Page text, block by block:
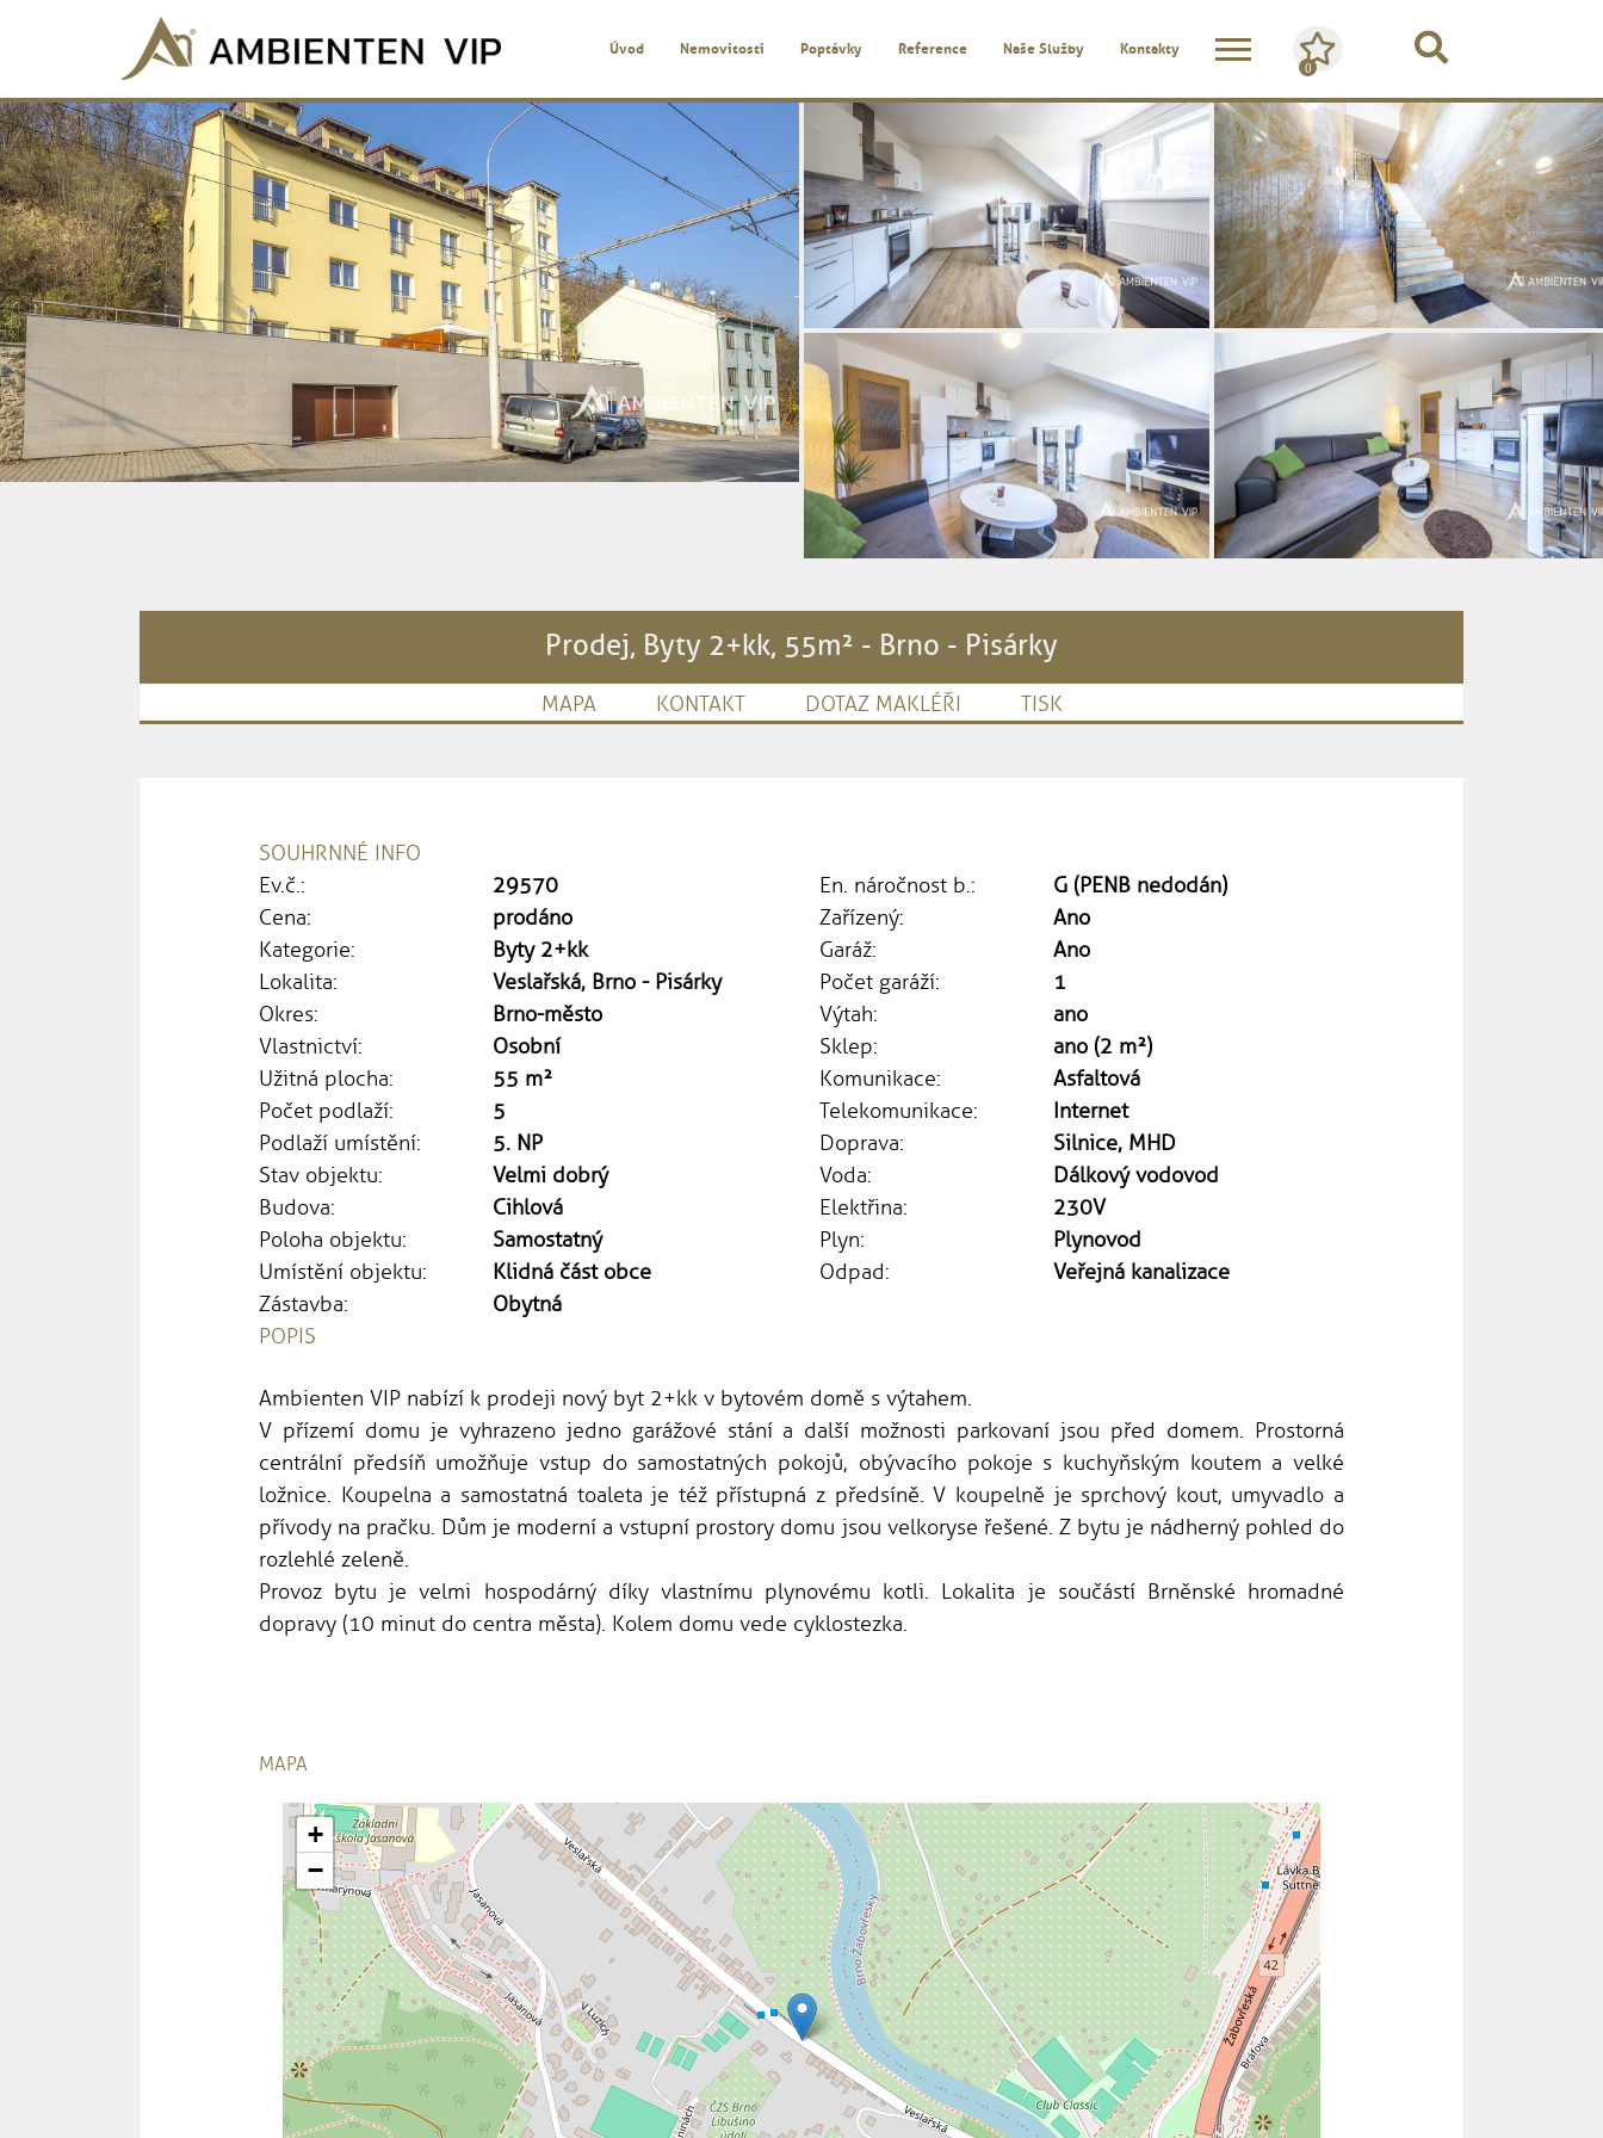
Úvod Nemovitosti Poptávky Reference Naše Služby Kontakty
0
Prodej, Byty 2+kk, 55m² - Brno - Pisárky
MAPA KONTAKT DOTAZ MAKLÉŘI TISK
SOUHRNNÉ INFO
Ev.č.:
29570
Cena:
prodáno
Kategorie:
Byty 2+kk
Lokalita:
Veslařská, Brno - Pisárky
Okres:
Brno-město
Vlastnictví:
Osobní
Užitná plocha:
55 m²
Počet podlaží:
5
Podlaží umístění:
5. NP
Stav objektu:
Velmi dobrý
Budova:
Cihlová
Poloha objektu:
Samostatný
Umístění objektu:
Klidná část obce
Zástavba:
Obytná
En. náročnost b.:
G (PENB nedodán)
Zařízený:
Ano
Garáž:
Ano
Počet garáží:
1
Výtah:
ano
Sklep:
ano (2 m²)
Komunikace:
Asfaltová
Telekomunikace:
Internet
Doprava:
Silnice, MHD
Voda:
Dálkový vodovod
Elektřina:
230V
Plyn:
Plynovod
Odpad:
Veřejná kanalizace
POPIS
Ambienten VIP nabízí k prodeji nový byt 2+kk v bytovém domě s výtahem.
V přízemí domu je vyhrazeno jedno garážové stání a další možnosti parkovaní jsou před domem. Prostorná
centrální předsíň umožňuje vstup do samostatných pokojů, obývacího pokoje s kuchyňským koutem a velké
ložnice. Koupelna a samostatná toaleta je též přístupná z předsíně. V koupelně je sprchový kout, umyvadlo a
přívody na pračku. Dům je moderní a vstupní prostory domu jsou velkoryse řešené. Z bytu je nádherný pohled do
rozlehlé zeleně.
Provoz bytu je velmi hospodárný díky vlastnímu plynovému kotli. Lokalita je součástí Brněnské hromadné
dopravy (10 minut do centra města). Kolem domu vede cyklostezka.
MAPA
+
−